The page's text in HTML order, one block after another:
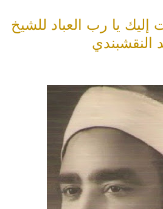
إليك يا رب العباد للشيخ
النقشبندي